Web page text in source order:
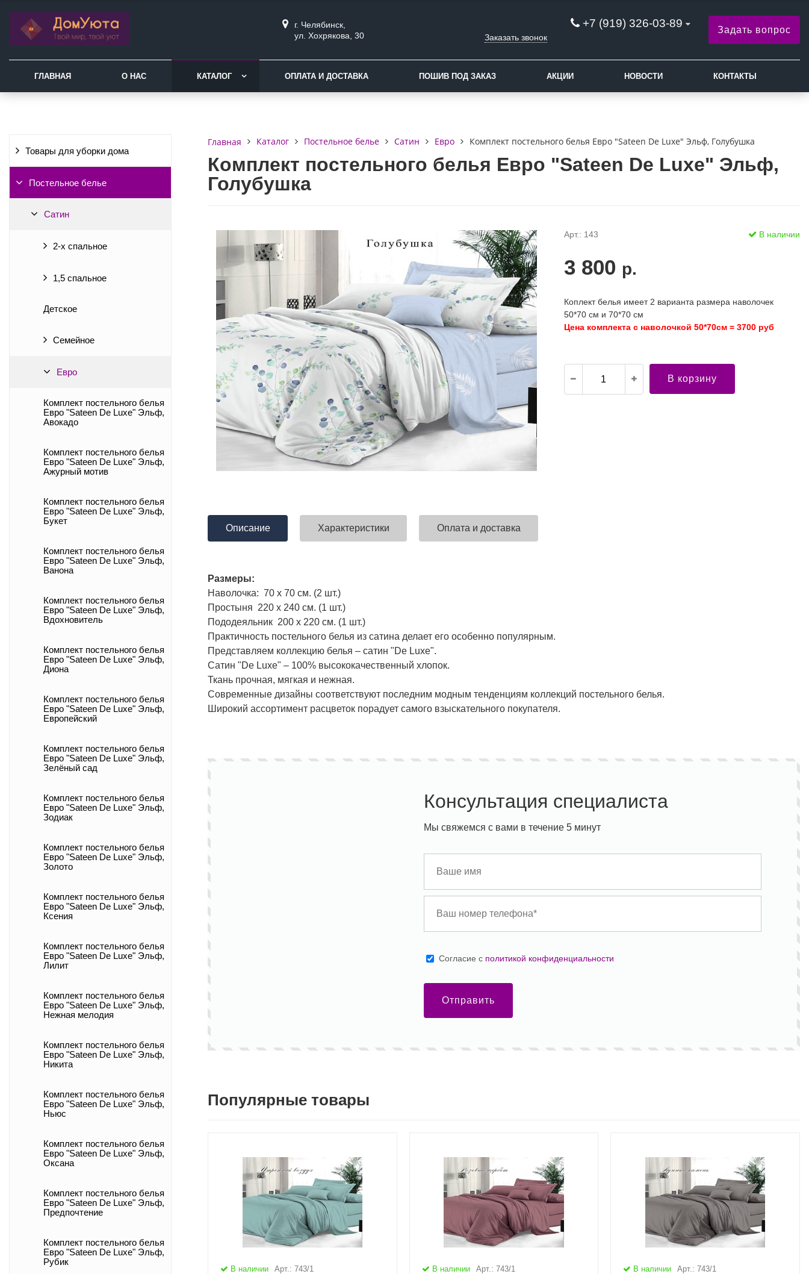
г. Челябинск,
ул. Хохрякова, 30
+7 (919) 326-03-89
Заказать звонок
Задать вопрос
ГЛАВНАЯ О НАС КАТАЛОГ ОПЛАТА И ДОСТАВКА ПОШИВ ПОД ЗАКАЗ АКЦИИ НОВОСТИ КОНТАКТЫ
Товары для уборки дома
Постельное белье
Сатин
2-х спальное
1,5 спальное
Детское
Семейное
Евро
Комплект постельного белья
Евро "Sateen De Luxe" Эльф,
Авокадо
Комплект постельного белья
Евро "Sateen De Luxe" Эльф,
Ажурный мотив
Комплект постельного белья
Евро "Sateen De Luxe" Эльф,
Букет
Комплект постельного белья
Евро "Sateen De Luxe" Эльф,
Ванона
Комплект постельного белья
Евро "Sateen De Luxe" Эльф,
Вдохновитель
Комплект постельного белья
Евро "Sateen De Luxe" Эльф,
Диона
Комплект постельного белья
Евро "Sateen De Luxe" Эльф,
Европейский
Комплект постельного белья
Евро "Sateen De Luxe" Эльф,
Зелёный сад
Комплект постельного белья
Евро "Sateen De Luxe" Эльф,
Зодиак
Комплект постельного белья
Евро "Sateen De Luxe" Эльф,
Золото
Комплект постельного белья
Евро "Sateen De Luxe" Эльф,
Ксения
Комплект постельного белья
Евро "Sateen De Luxe" Эльф,
Лилит
Комплект постельного белья
Евро "Sateen De Luxe" Эльф,
Нежная мелодия
Комплект постельного белья
Евро "Sateen De Luxe" Эльф,
Никита
Комплект постельного белья
Евро "Sateen De Luxe" Эльф,
Ньюс
Комплект постельного белья
Евро "Sateen De Luxe" Эльф,
Оксана
Комплект постельного белья
Евро "Sateen De Luxe" Эльф,
Предпочтение
Комплект постельного белья
Евро "Sateen De Luxe" Эльф,
Рубик
Главная Каталог Постельное белье Сатин Евро Комплект постельного белья Евро "Sateen De Luxe" Эльф, Голубушка
Комплект постельного белья Евро "Sateen De Luxe" Эльф,
Голубушка
Арт.: 143 В наличии
3 800 р.
Коплект белья имеет 2 варианта размера наволочек
50*70 см и 70*70 см
Цена комплекта с наволочкой 50*70см = 3700 руб
В корзину
Описание Характеристики Оплата и доставка
Размеры:
Наволочка: 70 х 70 см. (2 шт.)
Простыня 220 х 240 см. (1 шт.)
Пододеяльник 200 х 220 см. (1 шт.)
Практичность постельного белья из сатина делает его особенно популярным.
Представляем коллекцию белья – сатин "De Luxe".
Сатин "De Luxe" – 100% высококачественный хлопок.
Ткань прочная, мягкая и нежная.
Современные дизайны соответствуют последним модным тенденциям коллекций постельного белья.
Широкий ассортимент расцветок порадует самого взыскательного покупателя.
Консультация специалиста
Мы свяжемся с вами в течение 5 минут
Cогласие с политикой конфиденциальности
Отправить
Популярные товары
В наличии Арт.: 743/1 В наличии Арт.: 743/1 В наличии Арт.: 743/1